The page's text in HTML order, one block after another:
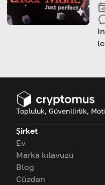
Topluluk, Güvenilirlik,
Şirket
Ev
Marka kılavuzu
Blog
Cüzdan